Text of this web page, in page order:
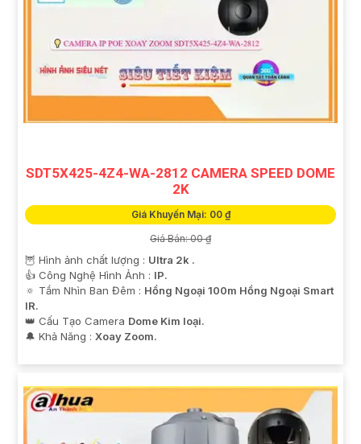
SDT5X425-4Z4-WA-2812 CAMERA SPEED DOME
2K
Giá Khuyến Mại: 00 ₫
Giá Bán: 00 ₫
🦉 Hình ảnh chất lượng : Ultra 2k .
👍 Công Nghệ Hình Ảnh : IP.
🔅 Tầm Nhìn Ban Đêm : Hồng Ngoại 100m Hồng Ngoại Smart
IR.
👑 Cấu Tạo Camera Dome Kim loại.
️🔔 Khả Năng : Xoay Zoom.